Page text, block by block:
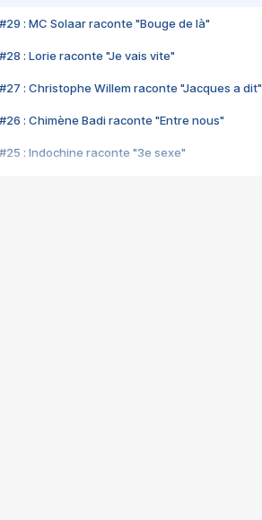
#29 : MC Solaar raconte "Bouge de là"
#28 : Lorie raconte "Je vais vite"
#27 : Christophe Willem raconte "Jacques a dit"
#26 : Chimène Badi raconte "Entre nous"
#25 : Indochine raconte "3e sexe"